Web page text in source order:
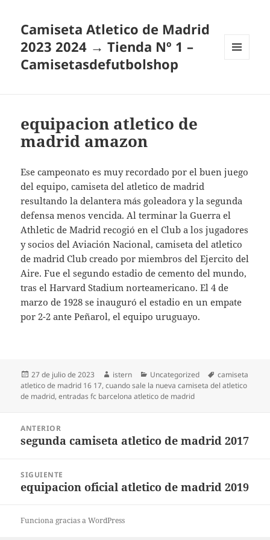
Camiseta Atletico de Madrid
2023 2024 → Tienda Nº 1 –
Camisetasdefutbolshop
equipacion atletico de
madrid amazon
Ese campeonato es muy recordado por el buen juego
del equipo, camiseta del atletico de madrid
resultando la delantera más goleadora y la segunda
defensa menos vencida. Al terminar la Guerra el
Athletic de Madrid recogió en el Club a los jugadores
y socios del Aviación Nacional, camiseta del atletico
de madrid Club creado por miembros del Ejercito del
Aire. Fue el segundo estadio de cemento del mundo,
tras el Harvard Stadium norteamericano. El 4 de
marzo de 1928 se inauguró el estadio en un empate
por 2-2 ante Peñarol, el equipo uruguayo.
Publicado
el
27 de julio de 2023 Autor
istern Categorías
Uncategorized Etiquetas
camiseta
atletico de madrid 16 17,cuando sale la nueva camiseta del atletico
de madrid,entradas fc barcelona atletico de madrid
entradas
ANTERIOR
Entrada
segunda camiseta atletico de madrid 2017
SIGUIENTE
Entrada
equipacion oficial atletico de madrid 2019
Funciona gracias a WordPress